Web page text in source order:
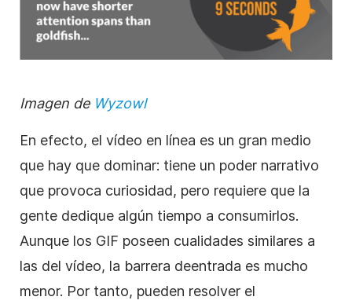
Imagen de Wyzowl
En efecto, el vídeo en línea es un gran medio
que hay que dominar: tiene un poder narrativo
que provoca curiosidad, pero requiere que la
gente dedique algún tiempo a consumirlos.
Aunque los GIF poseen cualidades similares a
las del vídeo, la barrera deentrada es mucho
menor. Por tanto, pueden resolver el